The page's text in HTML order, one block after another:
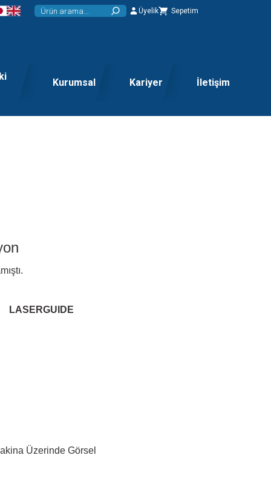
Üyelik Sepetim
Kurumsal Kariyer İletişim
LASERGUIDE